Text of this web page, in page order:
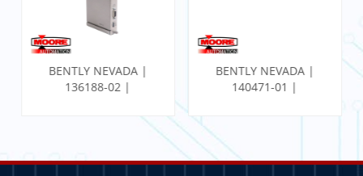
BENTLY NEVADA |
136188-02 |
Gateway-Ethernet-
BENTLY NEVADA |
140471-01 |
TERMINIERUNG